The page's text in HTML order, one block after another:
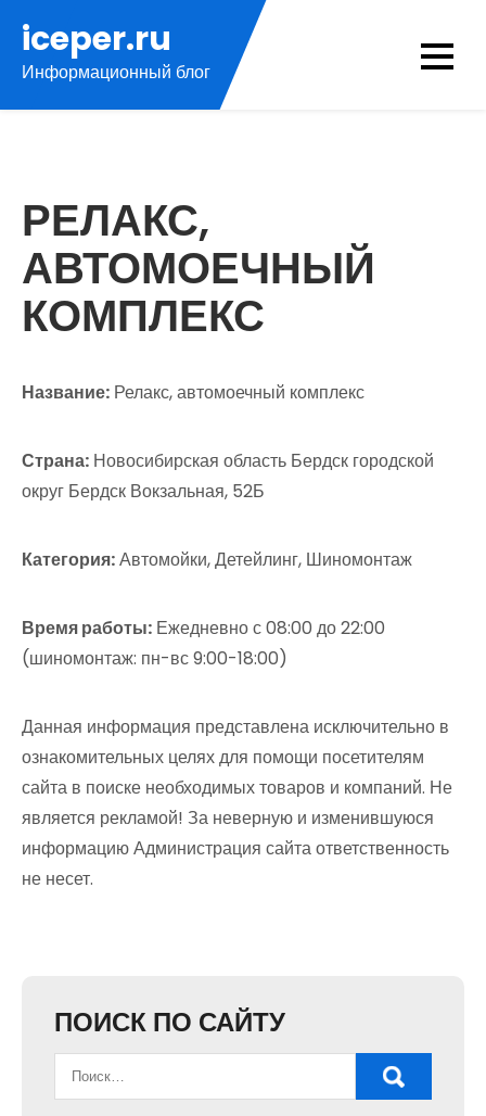
содержимому
iceper.ru
Информационный блог
РЕЛАКС,
АВТОМОЕЧНЫЙ
КОМПЛЕКС
Название: Релакс, автомоечный комплекс
Страна: Новосибирская область Бердск городской
округ Бердск Вокзальная, 52Б
Категория:Автомойки, Детейлинг, Шиномонтаж
Время работы: Ежедневно с 08:00 до 22:00
(шиномонтаж: пн-вс 9:00-18:00)
Данная информация представлена исключительно в
ознакомительных целях для помощи посетителям
сайта в поиске необходимых товаров и компаний. Не
является рекламой! За неверную и изменившуюся
информацию Администрация сайта ответственность
не несет.
ПОИСК ПО САЙТУ